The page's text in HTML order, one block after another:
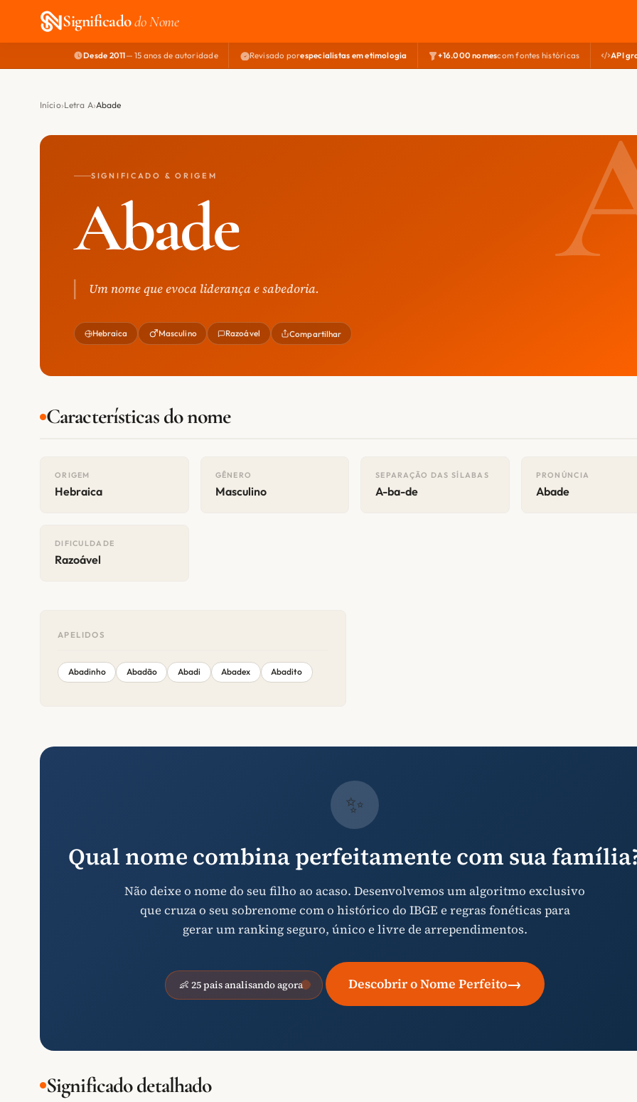
Significadodo Nome
Desde 2011— 15 anos de autoridade Revisado porespecialistas em etimologia +16.000 nomescom fontes históricas API
Início Letra A Abade
SIGNIFICADO & ORIGEM
Abade
Um nome que evoca liderança e sabedoria.
Hebraica Masculino Razoável Compartilhar
Características do nome
ORIGEM
Hebraica
GÊNERO
Masculino
SEPARAÇÃO DAS SÍLABAS
A-ba-de
PRONÚNCIA
Abade
DIFICULDADE
Razoável
APELIDOS
Abadinho Abadão Abadi Abadex Abadito
✨
Qual nome combina perfeitamente com sua
Não deixe o nome do seu filho ao acaso. Desenvolvemos um algoritmo exclusivo
que cruza o seu sobrenome com o histórico do IBGE e regras fonéticas para
gerar um ranking seguro, único e livre de arrependimentos.
👶 25 pais analisando agora Descobrir o Nome Perfeito→
Significado detalhado